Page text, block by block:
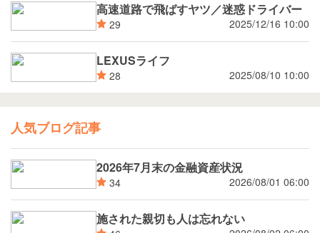
高速道路で飛ばすヤツ／迷惑ドライバー
29 2025/12/16 10:00
LEXUSライフ
28 2025/08/10 10:00
人気ブログ記事
2026年7月末の金融資産状況
34 2026/08/01 06:00
施された親切も人は忘れない